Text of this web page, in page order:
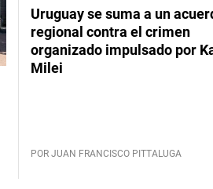
Uruguay se suma a un
regional contra el crimen
organizado impulsado por
Milei
POR JUAN FRANCISCO PITTALUGA